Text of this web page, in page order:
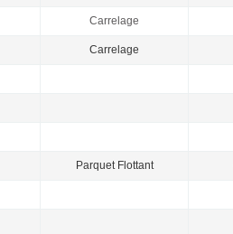
Carrelage
Carrelage
Parquet Flottant